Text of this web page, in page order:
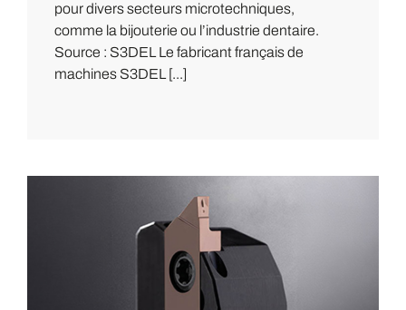
pour divers secteurs microtechniques,
comme la bijouterie ou l’industrie dentaire.
Source : S3DEL Le fabricant français de
machines S3DEL [...]